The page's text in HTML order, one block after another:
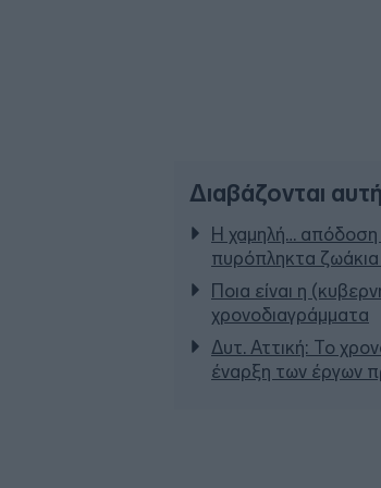
Διαβάζονται
Η χαμηλή… απόδοση
πυρόπληκτα
Ποια είναι η
χρονοδιαγράμματα
Δυτ. Αττική: Το
έναρξη των έργων